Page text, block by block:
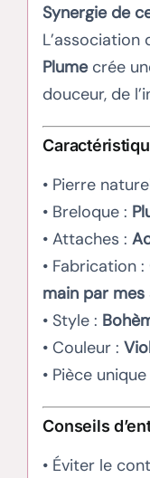
Synergie de
L’association
Plumecrée
douceur, de
• Pierre
• Breloque :
• Attaches :
• Fabrication :
main par mes
• Style :
• Couleur :
• Pièce unique
Conseils
• Éviter le